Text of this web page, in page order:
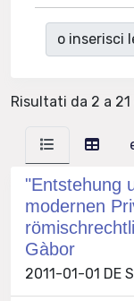
o inserisci
Risultati da 2 a
"Entstehung
modernen
Gàbor
2011-01-01 DE